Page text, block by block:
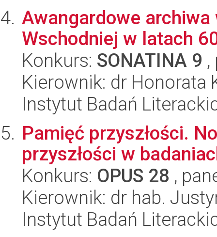
Awangardowe
Wschodniej w latach
Konkurs: SONATINA 9
Kierownik: dr Honorata
Instytut Badań
Pamięć przyszłości.
przyszłości w
Konkurs: OPUS 28 ,
Kierownik: dr hab.
Instytut Badań